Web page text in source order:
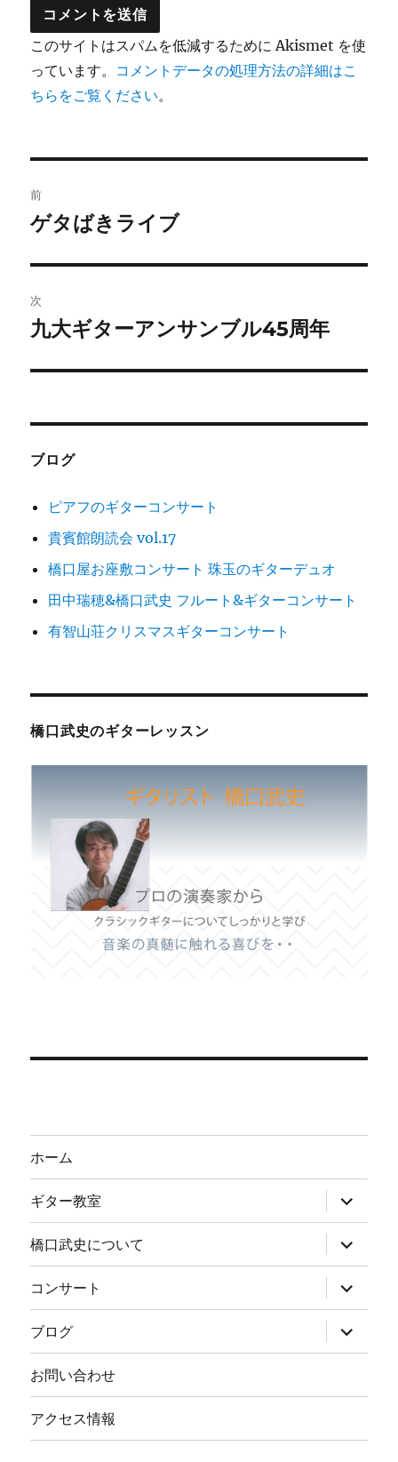
このサイトはスパムを低減するために Akismet を使
っています。 コメントデータの処理方法の詳細はこ
ちらをご覧ください。
稿
ビ
ゲ
ー
前
前
投
稿:
ゲタばきライブ
次
次
投
九大ギターアンサンブル45周年
ブログ
ピアフのギターコンサート
貴賓館朗読会 vol.17
橋口屋お座敷コンサート 珠玉のギターデュオ
田中瑞穂&橋口武史 フルート&ギターコンサート
有智山荘クリスマスギターコンサート
橋口武史のギターレッスン
ホーム
ギター教室
サ
ブ
メ
ニ
ュ
ー
を
展
開
橋口武史について
サ
ブ
メ
ニ
ュ
ー
を
展
開
コンサート
サ
ブ
メ
ニ
ュ
ー
開
ブログ
サ
ブ
メ
ー
開
お問い合わせ
アクセス情報